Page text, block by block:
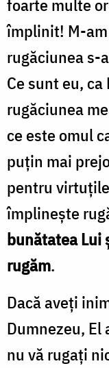
foarte multe
împlinit! M-
rugăciunea s-
Ce sunt eu,
rugăciunea
ce este omul
puțin mai
pentru
împlinește
bunătatea Lui
rugăm.
Dacă aveți
Dumnezeu, El
nu vă rugați